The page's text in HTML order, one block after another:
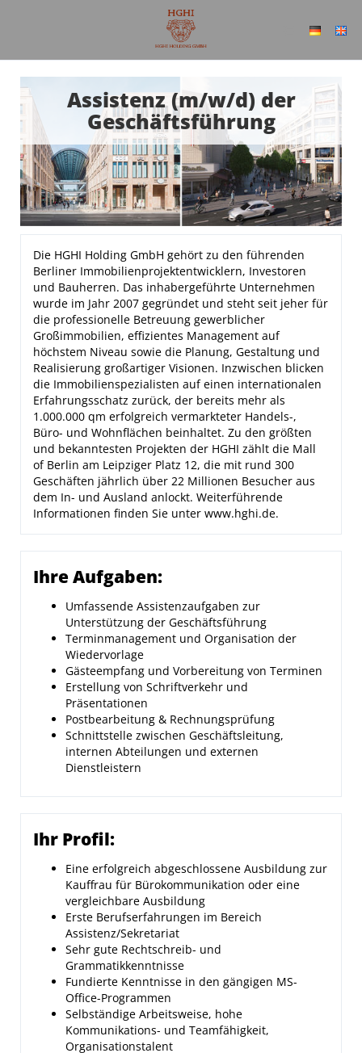
Assistenz (m/w/d) der
Geschäftsführung
Die HGHI Holding GmbH gehört zu den führenden
Berliner Immobilienprojektentwicklern, Investoren
und Bauherren. Das inhabergeführte Unternehmen
wurde im Jahr 2007 gegründet und steht seit jeher für
die professionelle Betreuung gewerblicher
Großimmobilien, effizientes Management auf
höchstem Niveau sowie die Planung, Gestaltung und
Realisierung großartiger Visionen. Inzwischen blicken
die Immobilienspezialisten auf einen internationalen
Erfahrungsschatz zurück, der bereits mehr als
1.000.000 qm erfolgreich vermarkteter Handels-,
Büro- und Wohnflächen beinhaltet. Zu den größten
und bekanntesten Projekten der HGHI zählt die Mall
of Berlin am Leipziger Platz 12, die mit rund 300
Geschäften jährlich über 22 Millionen Besucher aus
dem In- und Ausland anlockt. Weiterführende
Informationen finden Sie unter www.hghi.de.
Ihre Aufgaben:
Umfassende Assistenzaufgaben zur
Unterstützung der Geschäftsführung
Terminmanagement und Organisation der
Wiedervorlage
Gästeempfang und Vorbereitung von Terminen
Erstellung von Schriftverkehr und
Präsentationen
Postbearbeitung & Rechnungsprüfung
Schnittstelle zwischen Geschäftsleitung,
internen Abteilungen und externen
Dienstleistern
Ihr Profil:
Eine erfolgreich abgeschlossene Ausbildung zur
Kauffrau für Bürokommunikation oder eine
vergleichbare Ausbildung
Erste Berufserfahrungen im Bereich
Assistenz/Sekretariat
Sehr gute Rechtschreib- und
Grammatikkenntnisse
Fundierte Kenntnisse in den gängigen MS-
Office-Programmen
Selbständige Arbeitsweise, hohe
Kommunikations- und Teamfähigkeit,
Organisationstalent